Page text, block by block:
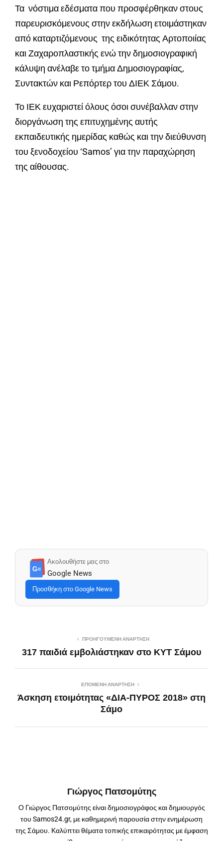
Τα νόστιμα εδέσματα που προσφέρθηκαν στους
παρευρισκόμενους στην εκδήλωση ετοιμάστηκαν
από καταρτιζόμενους της ειδικότητας Αρτοποιίας
και Ζαχαροπλαστικής ενώ την δημοσιογραφική
κάλυψη ανέλαβε το τμήμα Δημοσιογραφίας,
Συντακτών και Ρεπόρτερ του ΔΙΕΚ Σάμου.
Το ΙΕΚ ευχαριστεί όλους όσοι συνέβαλλαν στην
διοργάνωση της επιτυχημένης αυτής
εκπαιδευτικής ημερίδας καθώς και την διεύθυνση
του ξενοδοχείου ‘Samos’ για την παραχώρηση
της αίθουσας.
G≡
Ακολουθήστε μας στο
Google News
Προσθήκη στο Google News
ΠΡΟΗΓΟΎΜΕΝΗ ΑΝΆΡΤΗΣΗ
317 παιδιά εμβολιάστηκαν στο ΚΥΤ Σάμου
ΕΠΌΜΕΝΗ ΑΝΆΡΤΗΣΗ
Άσκηση ετοιμότητας «ΔΙΑ-ΠΥΡΟΣ 2018» στη
Σάμο
Γιώργος Πατσομύτης
Ο Γιώργος Πατσομύτης είναι δημοσιογράφος και δημιουργός
του Samos24.gr, με καθημερινή παρουσία στην ενημέρωση
της Σάμου. Καλύπτει θέματα τοπικής επικαιρότητας με έμφαση